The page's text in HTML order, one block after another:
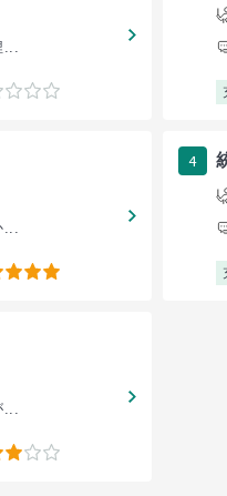
4